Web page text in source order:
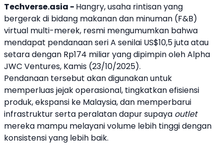
Techverse.asia - Hangry, usaha rintisan yang
bergerak di bidang makanan dan minuman (F&B)
virtual multi-merek, resmi mengumumkan bahwa
mendapat pendanaanseri A senilai US$10,5 juta atau
setara dengan Rp174 miliar yang dipimpin olehAlpha
JWC Ventures, Kamis (23/10/2025).
Pendanaan tersebut akan digunakan untuk
memperluas jejak operasional, tingkatkan efisiensi
produk, ekspansi ke Malaysia, dan memperbarui
infrastruktur serta peralatan dapur supaya outlet
mereka mampu melayani volume lebih tinggi dengan
konsistensi yang lebih baik.